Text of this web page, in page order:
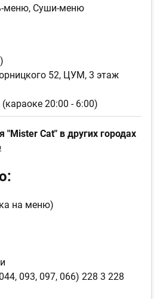
меню, Суши-меню
52, ЦУМ, 3 этаж
20:00 - 6:00)
"Mister Cat" в других городах
на меню)
093, 097, 066) 228 3 228